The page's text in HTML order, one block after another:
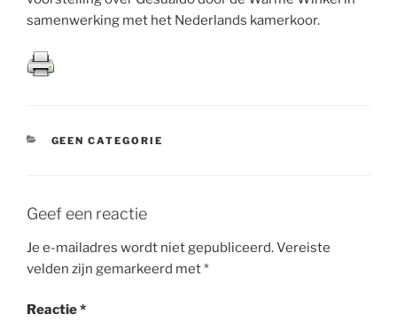
samenwerking met het Nederlands kamerkoor.
CATEGORIEËN
GEEN CATEGORIE
Geef een reactie
Je e-mailadres wordt niet gepubliceerd.Vereiste
velden zijn gemarkeerd met*
Reactie*